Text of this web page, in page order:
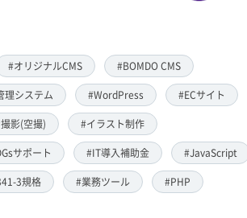
#オリジナルCMS #BOMDO CMS
理システム #WordPress #ECサイト
影(空撮) #イラスト制作
サポート #IT導入補助金 #JavaScript
3規格 #業務ツール #PHP